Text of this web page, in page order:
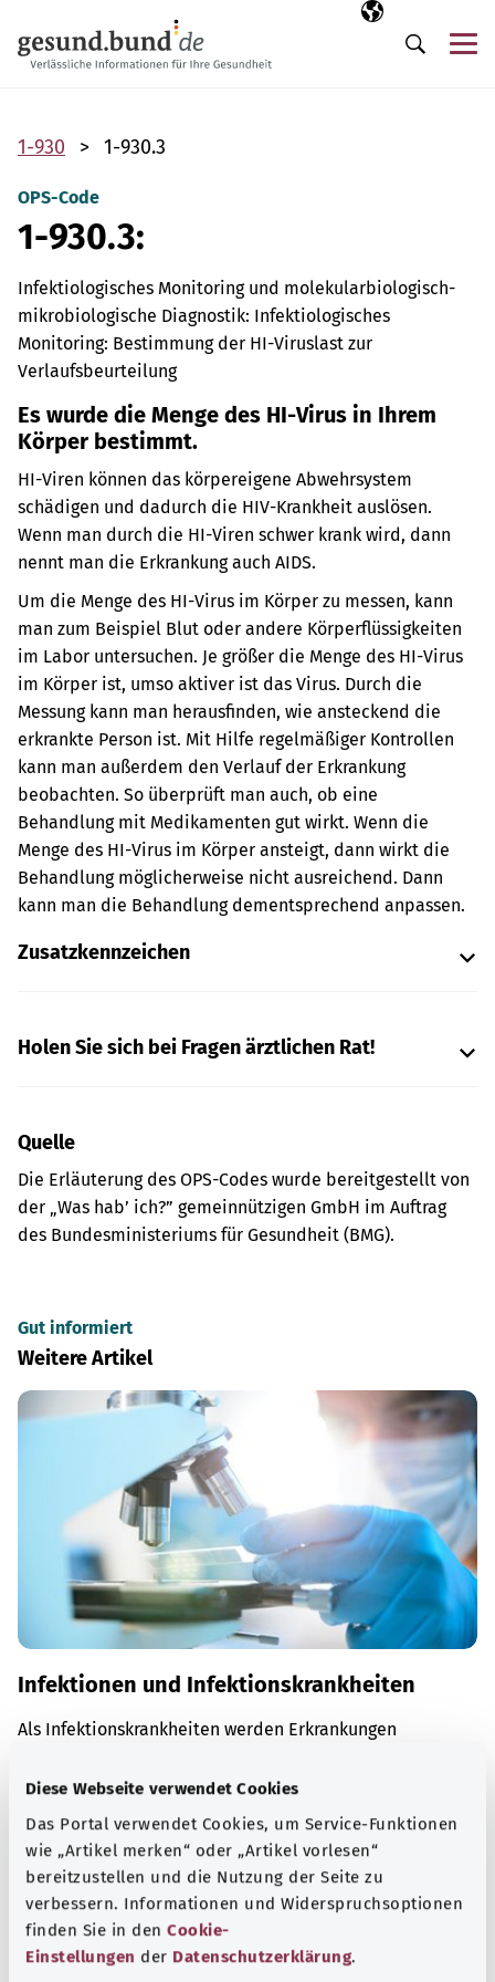
Diese Webseite verwendet Cookies
Das Portal verwendet Cookies, um Service-Funktionen
wie „Artikel merken“ oder „Artikel vorlesen“
bereitzustellen und die Nutzung der Seite zu
verbessern. Informationen und Widerspruchsoptionen
finden Sie in den Cookie-
Einstellungen der Datenschutzerklärung.
Ausgewählte
DE
Suche
1-930 1-930.3
OPS-Code
1-930.3:
Infektiologisches Monitoring und molekularbiologisch-
mikrobiologische Diagnostik: Infektiologisches
Monitoring: Bestimmung der HI-Viruslast zur
Verlaufsbeurteilung
Es wurde die Menge des HI-Virus in Ihrem
Körper bestimmt.
HI-Viren können das körpereigene Abwehrsystem
schädigen und dadurch die HIV-Krankheit auslösen.
Wenn man durch die HI-Viren schwer krank wird, dann
nennt man die Erkrankung auch AIDS.
Um die Menge des HI-Virus im Körper zu messen, kann
man zum Beispiel Blut oder andere Körperflüssigkeiten
im Labor untersuchen. Je größer die Menge des HI-Virus
im Körper ist, umso aktiver ist das Virus. Durch die
Messung kann man herausfinden, wie ansteckend die
erkrankte Person ist. Mit Hilfe regelmäßiger Kontrollen
kann man außerdem den Verlauf der Erkrankung
beobachten. So überprüft man auch, ob eine
Behandlung mit Medikamenten gut wirkt. Wenn die
Menge des HI-Virus im Körper ansteigt, dann wirkt die
Behandlung möglicherweise nicht ausreichend. Dann
kann man die Behandlung dementsprechend anpassen.
Zusatzkennzeichen
Holen Sie sich bei Fragen ärztlichen Rat!
Quelle
Die Erläuterung des OPS-Codes wurde bereitgestellt von
der „Was hab’ ich?” gemeinnützigen GmbH im Auftrag
des Bundesministeriums für Gesundheit (BMG).
Gut informiert
Weitere Artikel
Infektionen und Infektionskrankheiten
Als Infektionskrankheiten werden Erkrankungen
Erreger entstehen.
Mehr erfahren